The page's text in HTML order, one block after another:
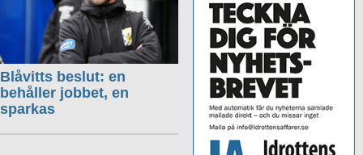
Blåvitts beslut: en
behåller jobbet, en
sparkas